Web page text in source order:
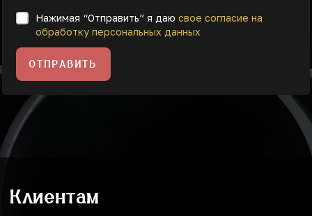
Нажимая “Отправить” я даю свое согласие на
обработку персональных данных
ОТПРАВИТЬ
Клиентам